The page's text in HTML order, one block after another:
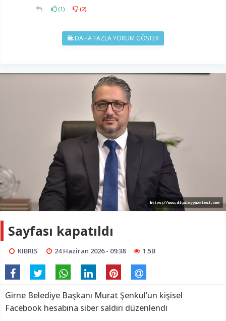
(1) (2)
DAHA FAZLA YORUM GÖSTER
Sayfası kapatıldı
KIBRIS 24 Haziran 2026 - 09:38 1.5B
Girne Belediye Başkanı Murat Şenkul’un kişisel
Facebook hesabına siber saldırı düzenlendi